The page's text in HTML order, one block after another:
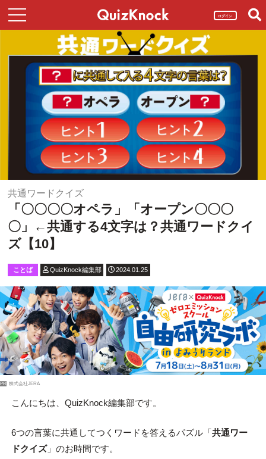
ログイン
共通ワードクイズ
「〇〇〇〇オペラ」「オープン〇〇〇
〇」←共通する4文字は？共通ワードクイ
ズ【10】
ことば QuizKnock編集部 2024.01.25
PR 株式会社JERA
こんにちは、QuizKnock編集部です。
6つの言葉に共通してつくワードを答えるパズル「共通ワー
ドクイズ」のお時間です。